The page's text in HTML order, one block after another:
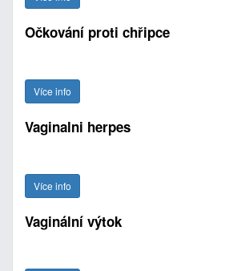
Očkování proti chřipce
Více info
Vaginalni herpes
Více info
Vaginální výtok